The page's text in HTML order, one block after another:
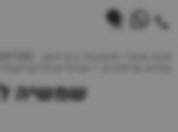
שמשיה